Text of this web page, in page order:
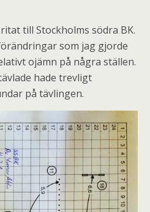
till Stockholms södra BK.
som jag gjorde
ojämn på några ställen.
hade trevligt
på tävlingen.